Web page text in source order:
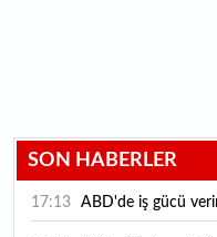
SON HABERLER
17:13 ABD'de iş gücü